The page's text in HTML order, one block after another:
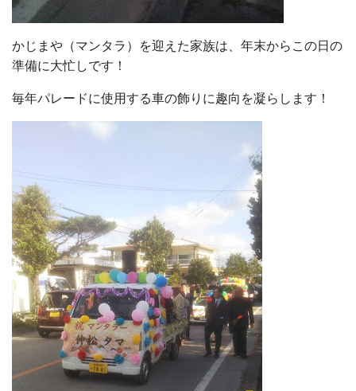
かじまや（マンタラ）を迎えた家族は、年末からこの日の
準備に大忙しです！
毎年パレードに使用する車の飾りに趣向を凝らします！